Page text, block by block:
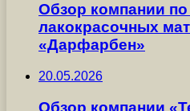
Обзор компании по
лакокрасочных
«Дарфарбен»
20.05.2026
Обзор компании